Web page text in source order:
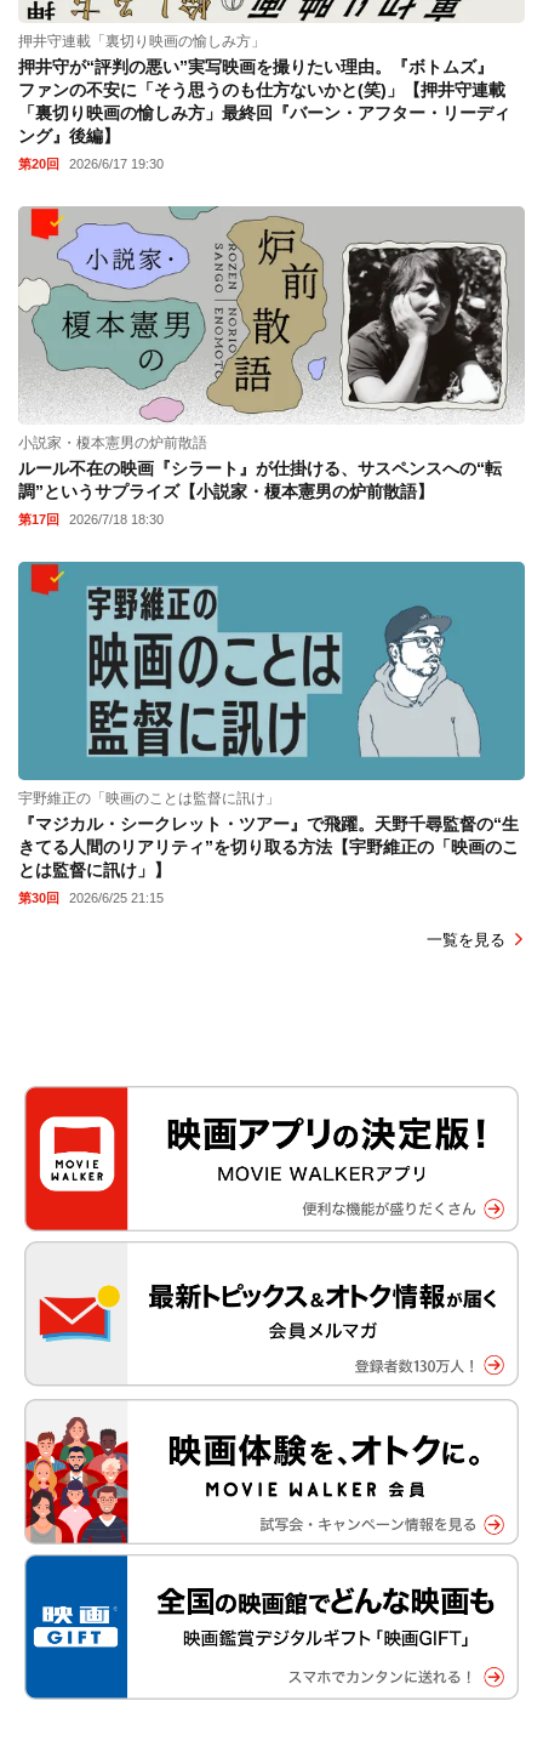
押井守連載「裏切り映画の愉しみ方」
押井守が“評判の悪い”実写映画を撮りたい理由。『ボトムズ』
ファンの不安に「そう思うのも仕方ないかと(笑)」【押井守連載
「裏切り映画の愉しみ方」最終回『バーン・アフター・リーディ
ング』後編】
第20回 2026/6/17 19:30
小説家・榎本憲男の炉前散語
ルール不在の映画『シラート』が仕掛ける、サスペンスへの“転
調”というサプライズ【小説家・榎本憲男の炉前散語】
第17回 2026/7/18 18:30
宇野維正の「映画のことは監督に訊け」
『マジカル・シークレット・ツアー』で飛躍。天野千尋監督の“生
きてる人間のリアリティ”を切り取る方法【宇野維正の「映画のこ
とは監督に訊け」】
第30回 2026/6/25 21:15
一覧を見る